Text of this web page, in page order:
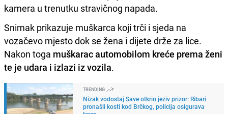
kamera u trenutku stravičnog napada.
Snimak prikazuje muškarca koji trči i sjeda na
vozačevo mjesto dok se žena i dijete drže za lice.
Nakon toga muškarac automobilom kreće prema ženi
te je udara i izlazi iz vozila.
TRENDING
Nizak vodostaj Save otkrio jeziv prizor: Ribari
pronašli kosti kod Brčkog, policija osigurava